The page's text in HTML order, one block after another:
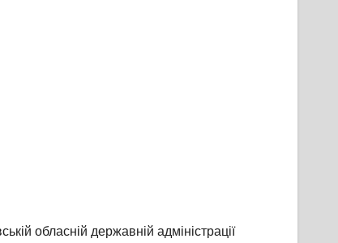
обласній державній адміністрації